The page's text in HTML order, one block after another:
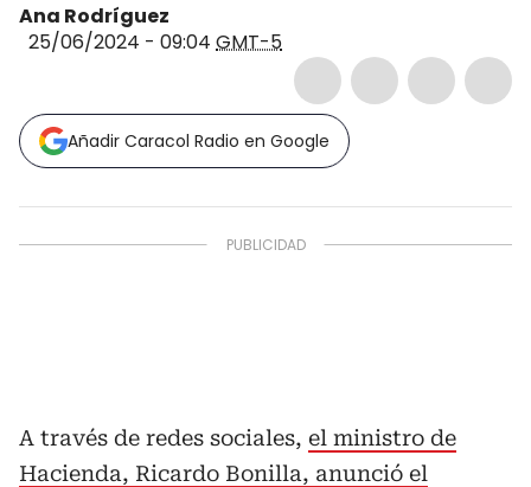
Ana Rodríguez
25/06/2024 - 09:04 GMT-5
Añadir Caracol Radio en Google
A través de redes sociales, el ministro de
Hacienda, Ricardo Bonilla, anunció el